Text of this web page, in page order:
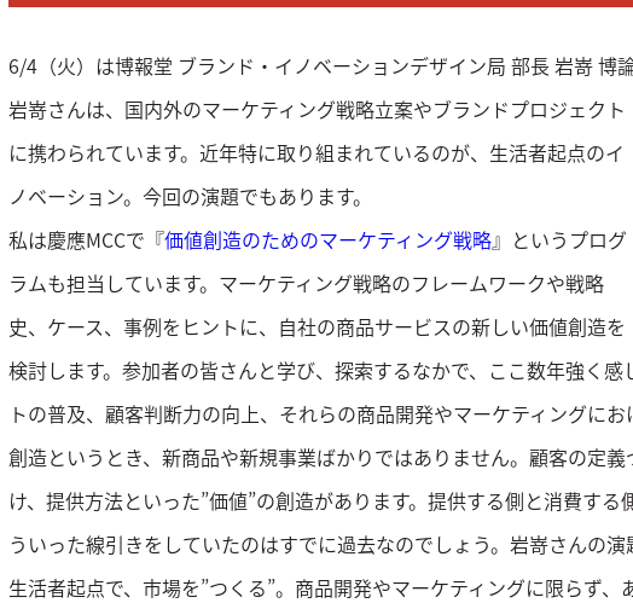
6/4（火）は博報堂 ブランド・イノベーションデザイン局 部長 岩嵜 博論
岩嵜さんは、国内外のマーケティング戦略立案やブランドプロジェクト
に携わられています。近年特に取り組まれているのが、生活者起点のイ
ノベーション。今回の演題でもあります。
私は慶應MCCで『価値創造のためのマーケティング戦略』というプログ
ラムも担当しています。マーケティング戦略のフレームワークや戦略
史、ケース、事例をヒントに、自社の商品サービスの新しい価値創造を
検討します。参加者の皆さんと学び、探索するなかで、ここ数年強く感
トの普及、顧客判断力の向上、それらの商品開発やマーケティングにお
創造というとき、新商品や新規事業ばかりではありません。顧客の定
け、提供方法といった”価値”の創造があります。提供する側と消費する
ういった線引きをしていたのはすでに過去なのでしょう。岩嵜さんの演
生活者起点で、市場を”つくる”。商品開発やマーケティングに限らず、